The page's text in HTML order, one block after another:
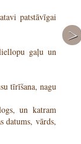
patstāvīgai
gaļu un
tīrīšana, nagu
un katram
datums, vārds,
-
ka